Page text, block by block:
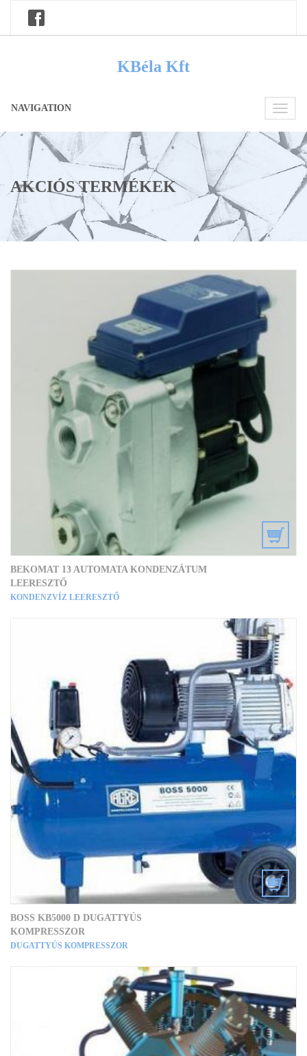
KBéla Kft
Toggle
NAVIGATION
AKCIÓS TERMÉKEK
BEKOMAT 13 AUTOMATA KONDENZÁTUM
LEERESZTŐ
KONDENZVÍZ LEERESZTŐ
BOSS KB5000 D DUGATTYÚS
KOMPRESSZOR
DUGATTYÚS KOMPRESSZOR